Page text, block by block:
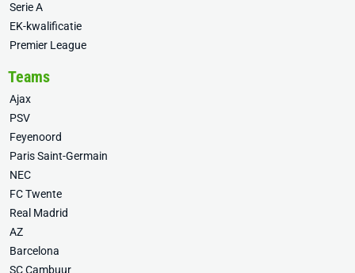
Serie A
EK-kwalificatie
Premier League
Teams
Ajax
PSV
Feyenoord
Paris Saint-Germain
NEC
FC Twente
Real Madrid
AZ
Barcelona
SC Cambuur